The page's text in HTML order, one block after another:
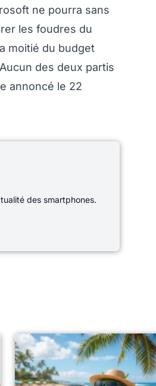
ne pourra sans
les foudres du
moitié du budget
des deux partis
annoncé le 22
des smartphones.